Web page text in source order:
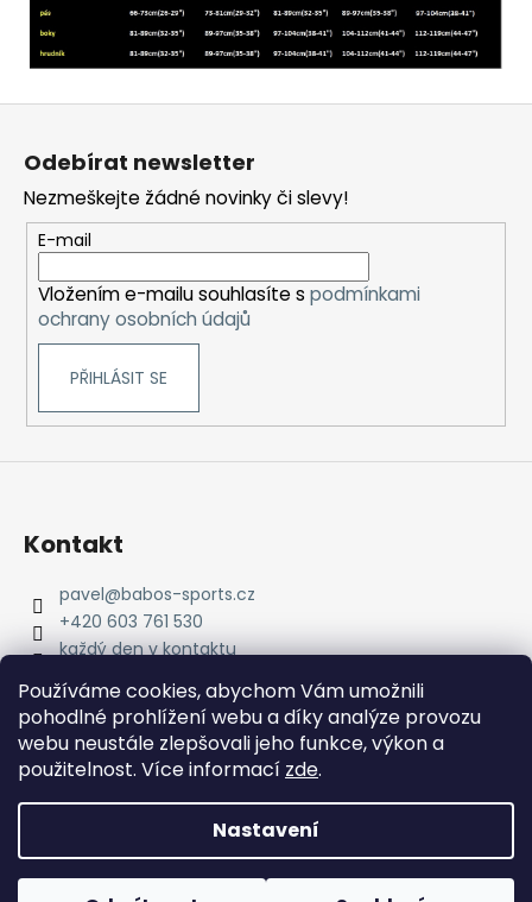
Používáme cookies, abychom Vám umožnili
pohodlné prohlížení webu a díky analýze provozu
webu neustále zlepšovali jeho funkce, výkon a
použitelnost. Více informací zde.
Nastavení
Odebírat newsletter
Nezmeškejte žádné novinky či slevy!
E-mail
Vložením e-mailu souhlasíte s podmínkami
ochrany osobních údajů
PŘIHLÁSIT SE
Kontakt
pavel@babos-sports.cz
+420 603 761 530
každý den v kontaktu
Copyright 2026babos-sports. Všechna práva